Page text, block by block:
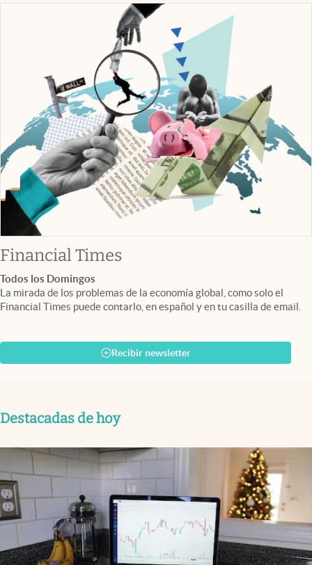
Financial Timesabre en nueva pestaña
Todos los Domingos
La mirada de los problemas de la economía global, como solo el
Financial Times puede contarlo, en español y en tu casilla de email.
Recibir newsletter
Destacadas de hoy